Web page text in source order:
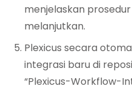
menjelaskan prosedur
melanjutkan.
Plexicus secara
integrasi baru di
“Plexicus-Workflow-